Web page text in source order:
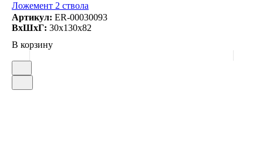
Ложемент 2 ствола
Артикул: ER-00030093
ВxШxГ: 30x130x82
В корзину